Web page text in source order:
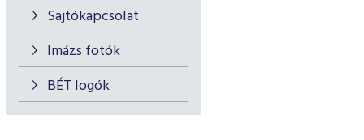
Sajtókapcsolat
Imázs fotók
BÉT logók